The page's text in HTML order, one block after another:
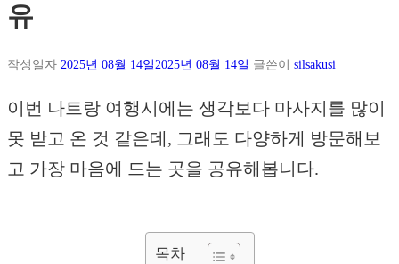
유
작성일자 2025년 08월 14일2025년 08월 14일 글쓴이 silsakusi
이번 나트랑 여행시에는 생각보다 마사지를 많이
못 받고 온 것 같은데, 그래도 다양하게 방문해보
고 가장 마음에 드는 곳을 공유해봅니다.
목차